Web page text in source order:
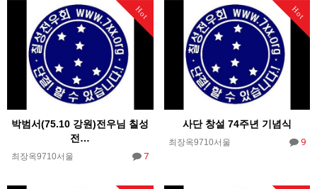
Hot
박범서(75.10 강원)전우님 칠성
전…
최장옥9710서울 7
Hot
사단 창설 74주년 기념식
최장옥9710서울 9